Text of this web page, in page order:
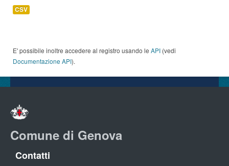
CSV
E' possibile inoltre accedere al registro usando le API (vedi
Documentazione API).
Comune di Genova
Contatti